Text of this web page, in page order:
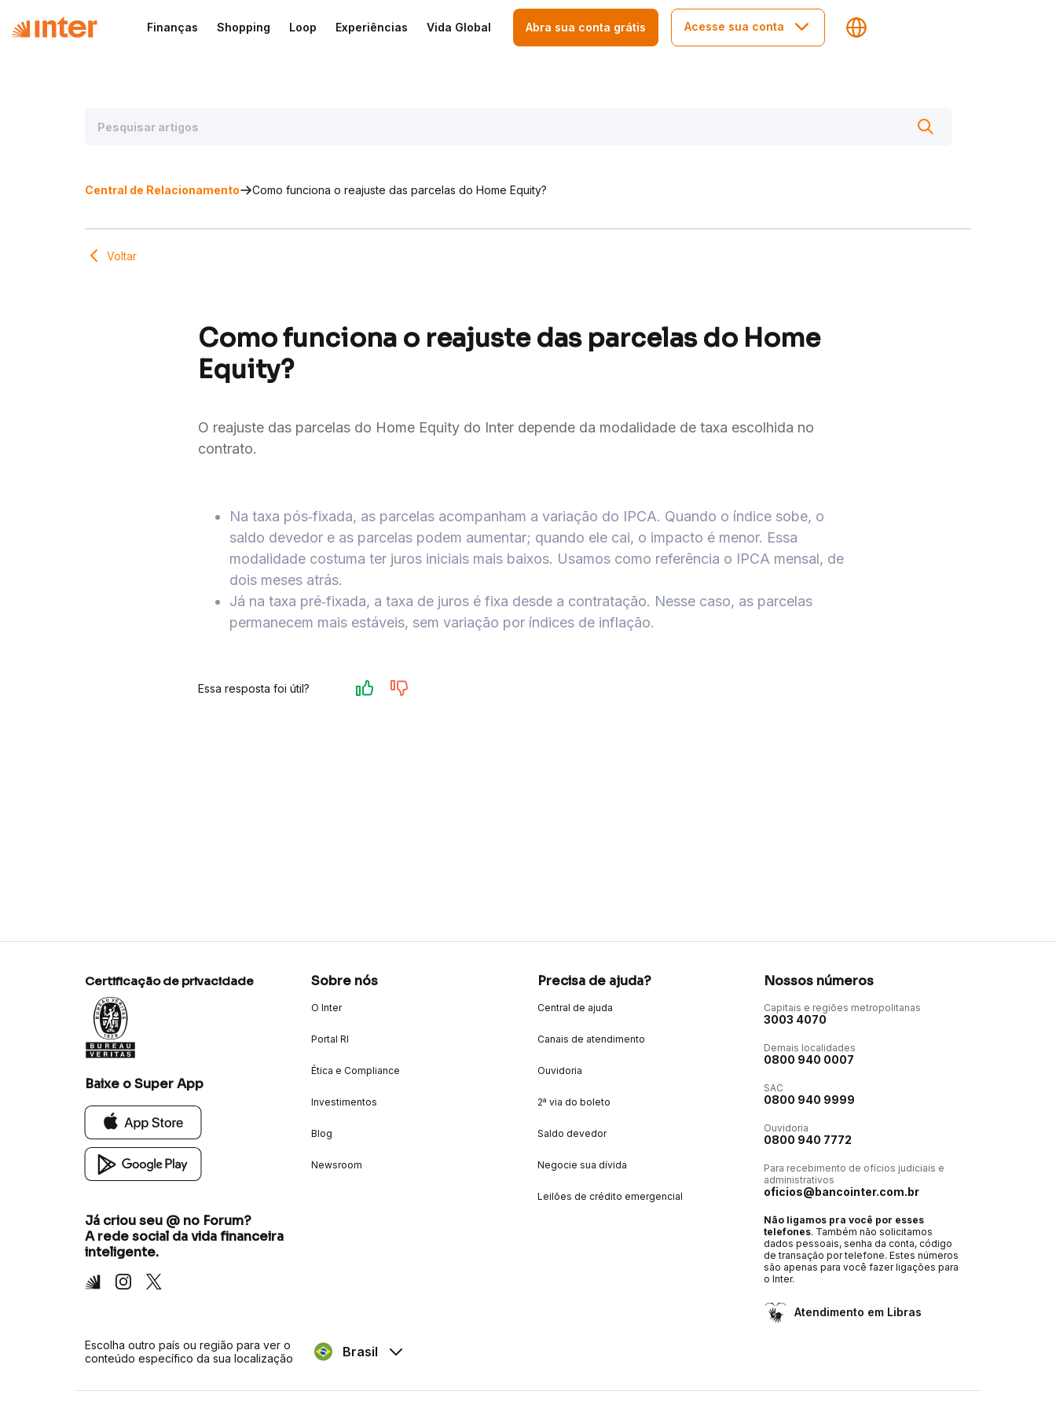
Finanças Shopping Loop Experiências Vida Global Abra sua conta grátis Acesse sua conta
Central de Relacionamento Como funciona o reajuste das parcelas do Home Equity?
Voltar
Como funciona o reajuste das parcelas do Home
Equity?
O reajuste das parcelas do Home Equity do Inter depende da modalidade de taxa escolhida no
contrato.
Na taxa pós‑fixada, as parcelas acompanham a variação do IPCA. Quando o índice sobe, o
saldo devedor e as parcelas podem aumentar; quando ele cai, o impacto é menor. Essa
modalidade costuma ter juros iniciais mais baixos. Usamos como referência o IPCA mensal, de
dois meses atrás.
Já na taxa pré‑fixada, a taxa de juros é fixa desde a contratação. Nesse caso, as parcelas
permanecem mais estáveis, sem variação por índices de inflação.
Essa resposta foi útil?
Certificação de privacidade
Baixe o Super App
Já criou seu @ no Forum?
A rede social da vida financeira
inteligente.
Inter Instagram
X
Sobre nós
O Inter
Portal RI
Ética e Compliance
Investimentos
Blog
Newsroom
Precisa de ajuda?
Central de ajuda
Canais de atendimento
Ouvidoria
2ª via do boleto
Saldo devedor
Negocie sua dívida
Leilões de crédito emergencial
Nossos números
Capitais e regiões metropolitanas
3003 4070
Demais localidades
0800 940 0007
SAC
0800 940 9999
Ouvidoria
0800 940 7772
Para recebimento de ofícios judiciais e
administrativos
oficios@bancointer.com.br
Não ligamos pra você por esses
telefones. Também não solicitamos
dados pessoais, senha da conta, código
de transação por telefone. Estes números
são apenas para você fazer ligações para
o Inter.
Atendimento em Libras
Escolha outro país ou região para ver o
conteúdo específico da sua localização
Brasil